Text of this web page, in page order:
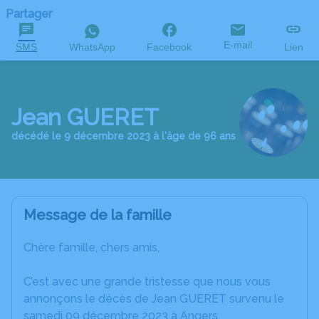
Partager
SMS WhatsApp Facebook E-mail Lien
Jean GUERET
décédé le 9 décembre 2023 à l'âge de 96 ans
Message de la famille
Chère famille, chers amis,
C’est avec une grande tristesse que nous vous
annonçons le décès de Jean GUERET survenu le
samedi 09 décembre 2023 à Angers.